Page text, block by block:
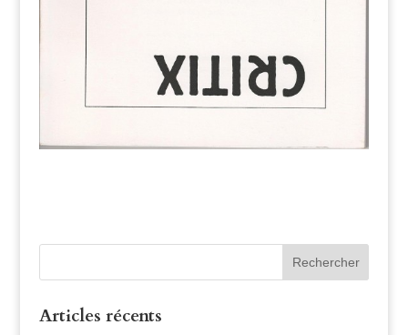
Articles récents